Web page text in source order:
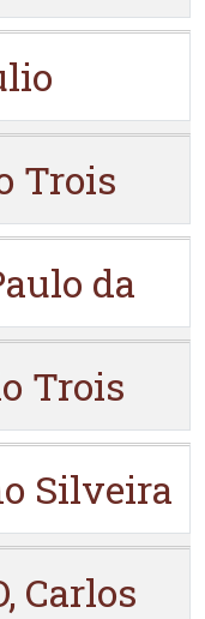
Trois
da
Trois
Silveira
Carlos